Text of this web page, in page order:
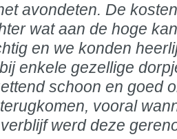
avondeten. De
wat aan de hoge
en we konden
enkele gezellige
schoon en goed
vooral
werd deze